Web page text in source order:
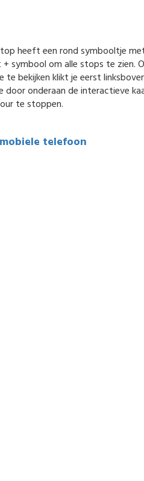
heeft een rond symbooltje
om alle stops te zien.
bekijken klikt je eerst
onderaan de interactieve
te stoppen.
telefoon